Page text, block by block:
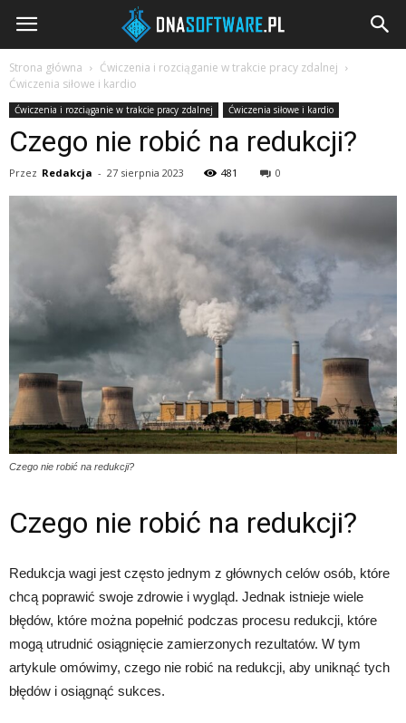
DNAsoftware.pl
Strona główna
Ćwiczenia i rozciąganie w trakcie pracy zdalnej
Ćwiczenia siłowe i kardio
Ćwiczenia i rozciąganie w trakcie pracy zdalnej Ćwiczenia siłowe i kardio
Czego nie robić na redukcji?
Przez Redakcja - 27 sierpnia 2023 481 0
Czego nie robić na redukcji?
Czego nie robić na redukcji?
Redukcja wagi jest często jednym z głównych celów osób, które
chcą poprawić swoje zdrowie i wygląd. Jednak istnieje wiele
błędów, które można popełnić podczas procesu redukcji, które
mogą utrudnić osiągnięcie zamierzonych rezultatów. W tym
artykule omówimy, czego nie robić na redukcji, aby uniknąć tych
błędów i osiągnąć sukces.